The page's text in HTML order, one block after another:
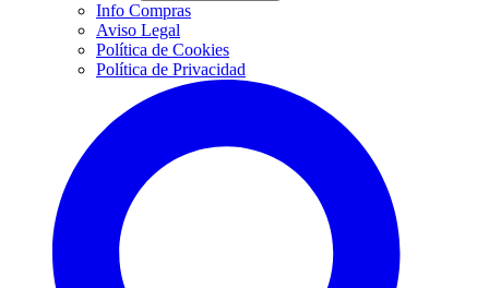
Info Compras
Aviso Legal
Política de Cookies
Política de Privacidad